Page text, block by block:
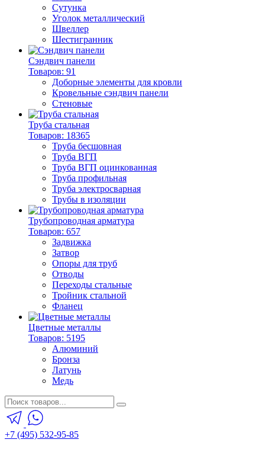
Сутунка
Уголок металлический
Швеллер
Шестигранник
Сэндвич панели
Товаров: 91
Доборные элементы для кровли
Кровельные сэндвич панели
Стеновые
Труба стальная
Товаров: 18365
Труба бесшовная
Труба ВГП
Труба ВГП оцинкованная
Труба профильная
Труба электросварная
Трубы в изоляции
Трубопроводная арматура
Товаров: 657
Задвижка
Затвор
Опоры для труб
Отводы
Переходы стальные
Тройник стальной
Фланец
Цветные металлы
Товаров: 5195
Алюминий
Бронза
Латунь
Медь
+7 (495) 532-95-85